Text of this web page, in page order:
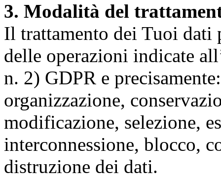
3. Modalità del
Il trattamento dei Tuoi dati
delle operazioni indicate
n. 2) GDPR e
organizzazione,
modificazione, selezione,
interconnessione, blocco,
distruzione dei dati.